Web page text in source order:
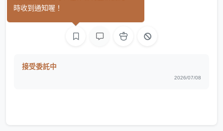
接受委託中
2026/07/08
時收到通知喔！